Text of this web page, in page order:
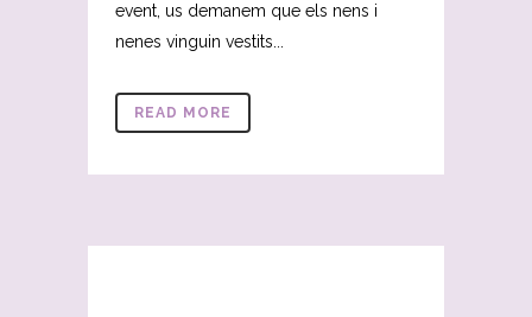
event, us demanem que els nens i
nenes vinguin vestits...
READ MORE